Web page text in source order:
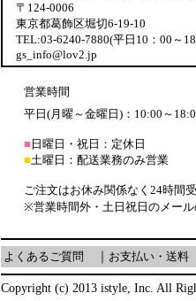
〒124-0006
東京都葛飾区堀切6-19-10
TEL:03-6240-7880(平日10：00～
gs_info@lov2.jp
営業時間
平日(月曜～金曜日)：10:00～
■ 日曜日・祝日：定休日
■土曜日：配送業務のみ営業
ご注文はお休み関係なく24時間
※営業時間外・土日祝日のメー
よくあるご質問 お支払い・送料
Copyright (c) 2013 istyle, Inc. All